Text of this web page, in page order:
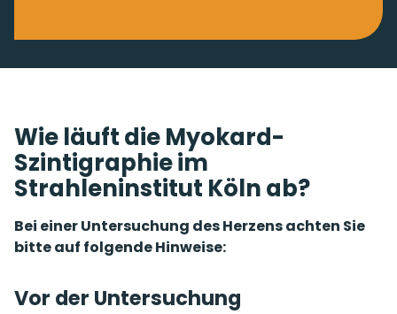
Wie läuft die Myokard-
Szintigraphie im
Strahleninstitut Köln ab?
Bei einer Untersuchung des Herzens achten Sie
bitte auf folgende Hinweise:
Vor der Untersuchung